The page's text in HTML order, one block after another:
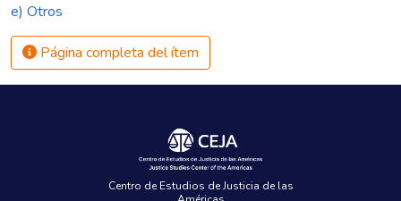
e) Otros
Página completa del ítem
Centro de Estudios de Justicia de las